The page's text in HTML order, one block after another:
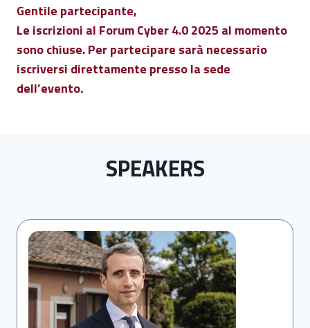
Gentile partecipante,
Le iscrizioni al Forum Cyber 4.0 2025 al momento
sono chiuse. Per partecipare sarà necessario
iscriversi direttamente presso la sede
dell’evento.
SPEAKERS